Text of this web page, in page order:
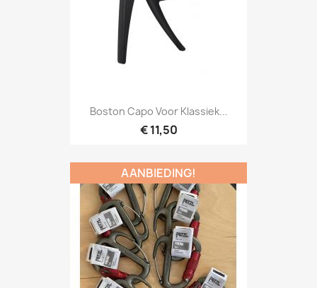
Snel bekijken
Boston Capo Voor Klassiek...
€ 11,50
AANBIEDING!